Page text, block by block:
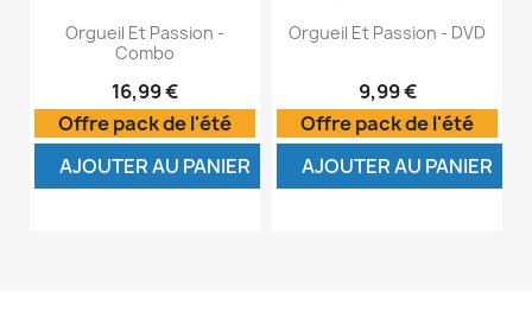
Orgueil Et Passion -
Combo
16,99 €
Offre pack de l'été
AJOUTER AU PANIER
Orgueil Et Passion - DVD
9,99 €
Offre pack de l'été
AJOUTER AU PANIER